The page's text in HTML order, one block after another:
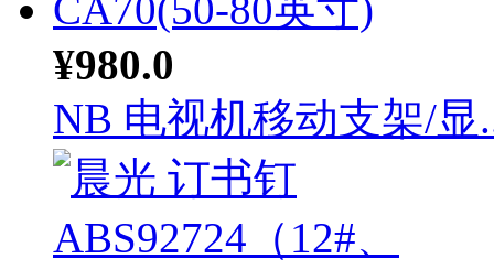
¥980.0
NB 电视机移动支架/显